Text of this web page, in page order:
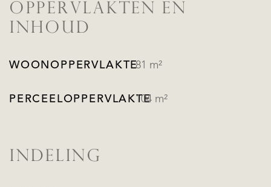
OPPERVLAKTEN EN
INHOUD
WOONOPPERVLAKTE81 m²
PERCEELOPPERVLAKTE104 m²
INDELING